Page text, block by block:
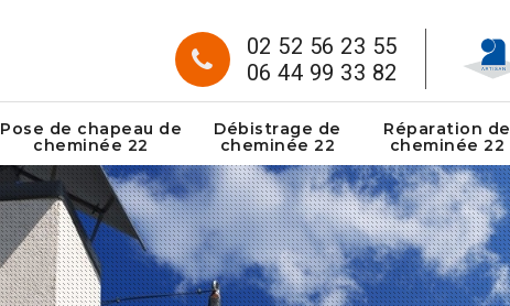
02 52 56 23 55
06 44 99 33 82
Pose de chapeau de
cheminée 22
Débistrage de
cheminée 22
Réparation de
cheminée 22